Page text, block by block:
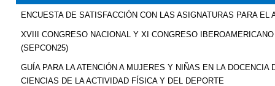
ENCUESTA DE SATISFACCIÓN CON LAS ASIGNATURAS PARA EL
XVIII CONGRESO NACIONAL Y XI CONGRESO
(SEPCON25)
GUÍA PARA LA ATENCIÓN A MUJERES Y NIÑAS EN LA DOCENCIA
CIENCIAS DE LA ACTIVIDAD FÍSICA Y DEL DEPORTE